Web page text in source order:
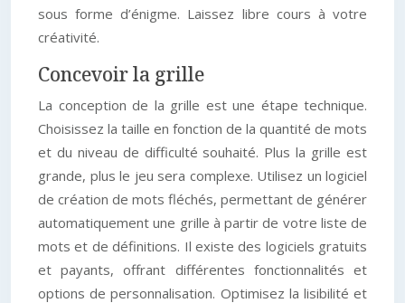
sous forme d’énigme. Laissez libre cours à votre
créativité.
Concevoir la grille
La conception de la grille est une étape technique.
Choisissez la taille en fonction de la quantité de mots
et du niveau de difficulté souhaité. Plus la grille est
grande, plus le jeu sera complexe. Utilisez un logiciel
de création de mots fléchés, permettant de générer
automatiquement une grille à partir de votre liste de
mots et de définitions. Il existe des logiciels gratuits
et payants, offrant différentes fonctionnalités et
options de personnalisation. Optimisez la lisibilité et